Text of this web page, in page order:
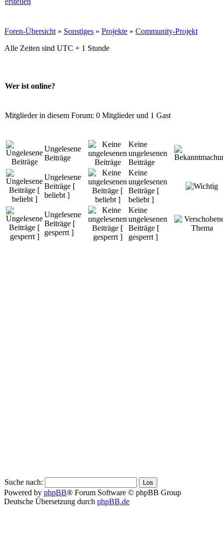
Foren-Übersicht » Sonstiges » Projekte » Community-Projekt
Alle Zeiten sind UTC + 1 Stunde
Wer ist online?
Mitglieder in diesem Forum: 0 Mitglieder und 1 Gast
Ungelesene
Beiträge
Keine
ungelesenen
Beiträge
Ungelesene
Beiträge [
beliebt ]
Keine
ungelesenen
Beiträge [
beliebt ]
Ungelesene
Beiträge [
gesperrt ]
Keine
ungelesenen
Beiträge [
gesperrt ]
Suche nach:
Powered by phpBB® Forum Software © phpBB Group
Deutsche Übersetzung durch phpBB.de